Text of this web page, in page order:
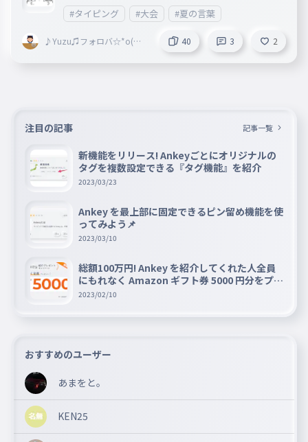
#タイピング #大会 #夏の言葉
♪Yuzu♫フォロバ☆*o(≧
40 3 2
注目の記事 記事一覧
新機能をリリース! Ankeyごとにオリジナルの
タグを複数設定できる『タグ機能』を紹介
2023/03/23
Ankey を最上部に固定できるピン留め機能を使
ってみよう📌
2023/03/10
総額100万円! Ankey を紹介してくれた人全員
にもれなく Amazon ギフト券 5000 円分をプレ
ゼントキャンペーン!!
2023/02/10
おすすめのユーザー
あまをと。
KEN25